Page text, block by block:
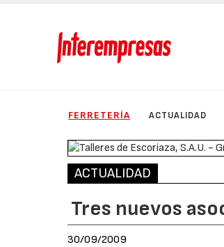
FERRETERÍA ACTUALIDAD
ACTUALIDAD
Tres nuevos
30/09/2009